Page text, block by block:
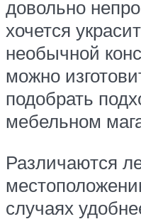
довольно
хочется
необычной
можно
подобрать
мебельном
Различаются
случаях